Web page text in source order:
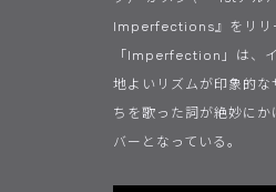
Imperfections』をリリ
「Imperfection」は、
地よいリズムが印象的
ちを歌った詞が絶妙に
バーとなっている。